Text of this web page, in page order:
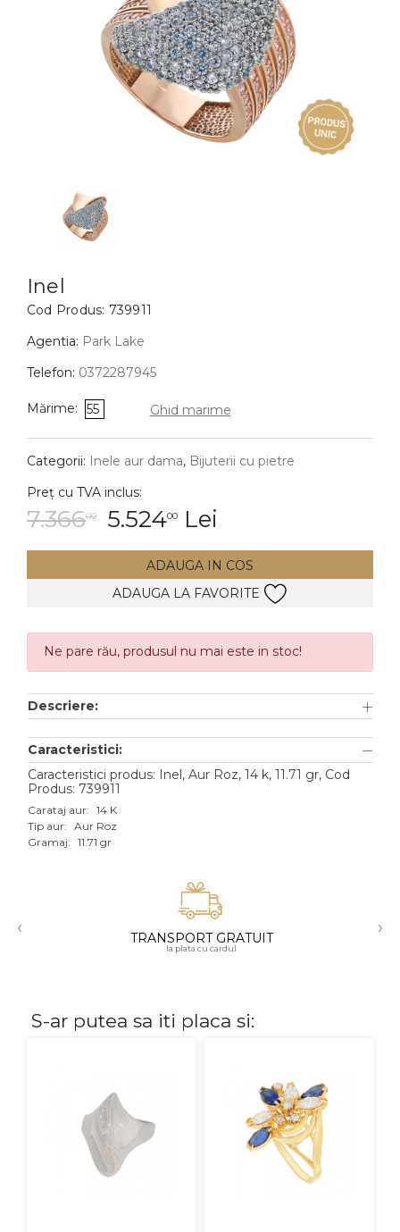
BIJUTERII COPII
Cercei
Bratari
Coliere
Lanturi
Pandantive
DIAMANTE Vezi toate
Cercei
Accesorii
TIP METAL
Aur galben
Aur alb
Aur roz
Aur mixt
18K
Inel
Cod Produs: 739911
Agentia: Park Lake
Telefon: 0372287945
Mărime: 55 Ghid marime
Categorii: Inele aur dama, Bijuterii cu pietre
Preț cu TVA inclus:
7.36600 5.52400 Lei
ADAUGA IN COS
ADAUGA LA FAVORITE
Ne pare rău, produsul nu mai este in stoc!
Descriere:
Caracteristici:
Caracteristici produs: Inel, Aur Roz, 14 k, 11.71 gr, Cod
Produs: 739911
Carataj aur: 14 K
Tip aur: Aur Roz
Gramaj: 11.71 gr
‹ TRANSPORT GRATUIT
la plata cu cardul
›
S-ar putea sa iti placa si: